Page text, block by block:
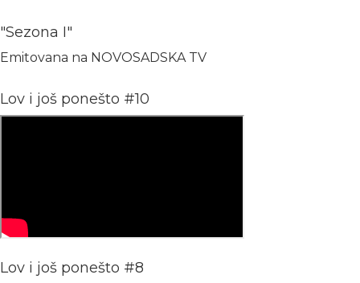
"Sezona I"
Emitovana na NOVOSADSKA TV
Lov i još ponešto #10
Lov i još ponešto #8